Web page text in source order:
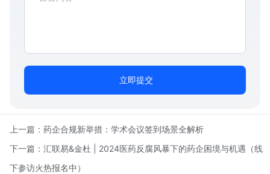
立即提交
上一篇： 药企合规新举措：学术会议签到场景全解析
下一篇： 汇联易&金杜 | 2024医药反腐风暴下的药企困境与机遇（线
下参访火热报名中）